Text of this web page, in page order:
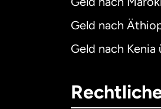
Geld nach
Geld nach Kenia